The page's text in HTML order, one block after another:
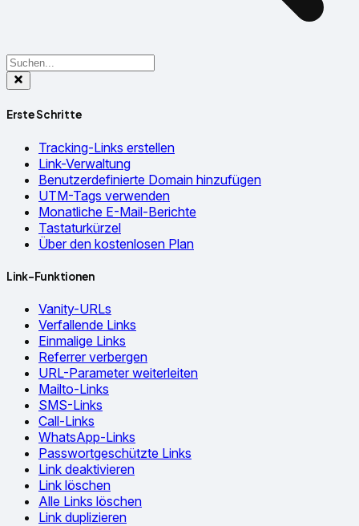
Erste Schritte
Tracking-Links erstellen
Link-Verwaltung
Benutzerdefinierte Domain hinzufügen
UTM-Tags verwenden
Monatliche E-Mail-Berichte
Tastaturkürzel
Über den kostenlosen Plan
Link-Funktionen
Vanity-URLs
Verfallende Links
Einmalige Links
Referrer verbergen
URL-Parameter weiterleiten
Mailto-Links
SMS-Links
Call-Links
WhatsApp-Links
Passwortgeschützte Links
Link deaktivieren
Link löschen
Alle Links löschen
Link duplizieren